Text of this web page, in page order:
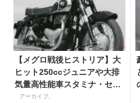
【メグロ戦後ヒストリア】大
ヒット250ccジュニアや大排
気量高性能車スタミナ・セニ
アを送り出すも、60年代カワ
アーカイブ,